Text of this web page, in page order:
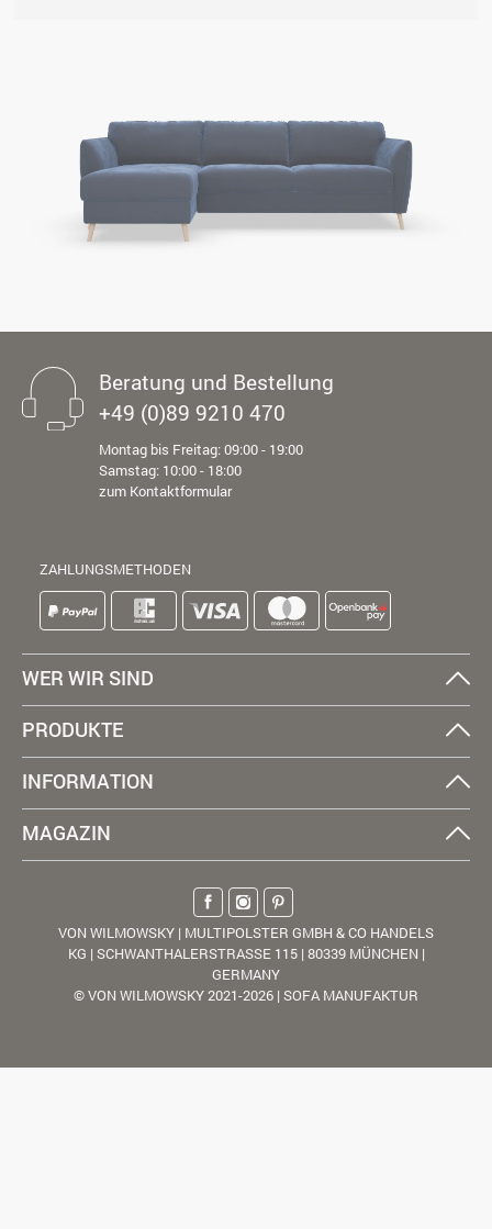
Beratung und Bestellung
+49 (0)89 9210 470
Montag bis Freitag: 09:00 - 19:00
Samstag: 10:00 - 18:00
zum Kontaktformular
ZAHLUNGSMETHODEN
WER WIR SIND
PRODUKTE
INFORMATION
MAGAZIN
VON WILMOWSKY | MULTIPOLSTER GMBH & CO HANDELS
KG | SCHWANTHALERSTRASSE 115 | 80339 MÜNCHEN |
GERMANY
© VON WILMOWSKY 2021-2026 | SOFA MANUFAKTUR